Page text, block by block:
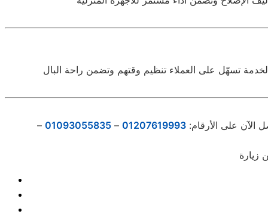
الآن على الأرقام: 01207619993
–
01093055835
–